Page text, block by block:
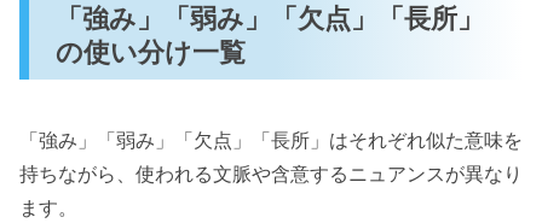
「強み」「弱み」「欠点」「長所」
の使い分け一覧
「強み」「弱み」「欠点」「長所」はそれぞれ似た意味を
持ちながら、使われる文脈や含意するニュアンスが異なり
ます。